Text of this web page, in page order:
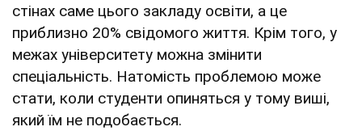
стінах саме цього закладу освіти, а це
приблизно 20% свідомого життя. Крім того, у
межах університету можна змінити
спеціальність. Натомість проблемою може
стати, коли студенти опиняться у тому виші,
який їм не подобається.